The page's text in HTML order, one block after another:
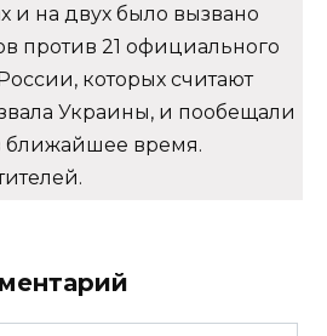
и на двух было вызвано
против 21 официального
которых считают
Украины, и пообещали
ближайшее время.